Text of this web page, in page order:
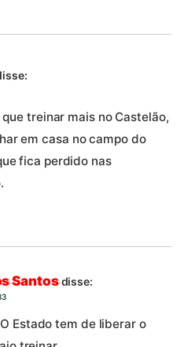
treinar mais no Castelão,
em casa no campo do
fica perdido nas
Santosdisse:
Estado tem de liberar o